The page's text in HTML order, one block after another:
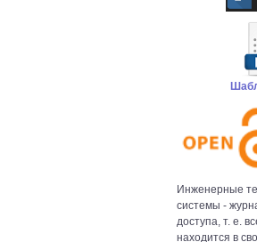
Инженерные
системы -
доступа, т. е.
находится в